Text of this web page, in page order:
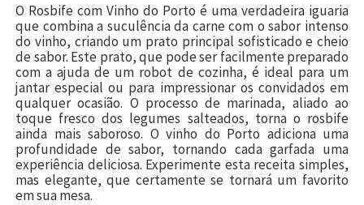
O Rosbife com Vinho do Porto é uma verdadeira iguaria
que combina a suculência da carne com o sabor intenso
do vinho, criando um prato principal sofisticado e cheio
de sabor. Este prato, que pode ser facilmente preparado
com a ajuda de um robot de cozinha, é ideal para um
jantar especial ou para impressionar os convidados em
qualquer ocasião. O processo de marinada, aliado ao
toque fresco dos legumes salteados, torna o rosbife
ainda mais saboroso. O vinho do Porto adiciona uma
profundidade de sabor, tornando cada garfada uma
experiência deliciosa. Experimente esta receita simples,
mas elegante, que certamente se tornará um favorito
em sua mesa.